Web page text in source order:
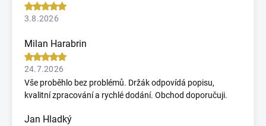
3.8.2026
Milan Harabrin
24.7.2026
Vše proběhlo bez problémů. Držák odpovídá popisu,
kvalitní zpracování a rychlé dodání. Obchod doporučuji.
Jan Hladký